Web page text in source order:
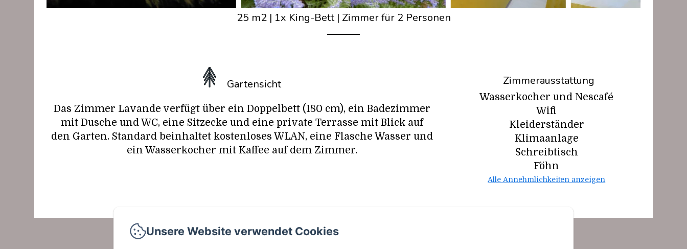
25 m2 | 1x King-Bett | Zimmer für 2 Personen
Gartensicht
Das Zimmer Lavande verfügt über ein Doppelbett (180 cm), ein Badezimmer
mit Dusche und WC, eine Sitzecke und eine private Terrasse mit Blick auf
den Garten. Standard beinhaltet kostenloses WLAN, eine Flasche Wasser und
ein Wasserkocher mit Kaffee auf dem Zimmer.
Zimmerausstattung
Wasserkocher und Nescafé
Wifi
Kleiderständer
Klimaanlage
Schreibtisch
Föhn
Alle Annehmlichkeiten anzeigen
Unsere Website verwendet Cookies